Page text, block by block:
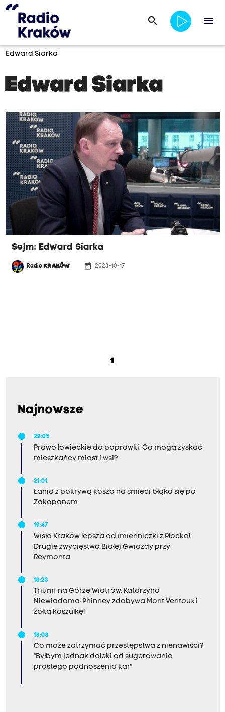
search menu
Edward Siarka
Edward Siarka
Sejm: Edward Siarka
Radio KRAKÓW date_range 2023-10-17
1
Najnowsze
22:05
Prawo łowieckie do poprawki. Co mogą zyskać
mieszkańcy miast i wsi?
21:01
Łania z pokrywą kosza na śmieci błąka się po
Zakopanem
19:47
Wisła Kraków lepsza od imienniczki z Płocka!
Drugie zwycięstwo Białej Gwiazdy przy
Reymonta
18:23
Triumf na Górze Wiatrów: Katarzyna
Niewiadoma-Phinney zdobywa Mont Ventoux i
żółtą koszulkę!
18:08
Co może zatrzymać przestępstwa z nienawiści?
"Byłbym jednak daleki od sugerowania
prostego podnoszenia kar"